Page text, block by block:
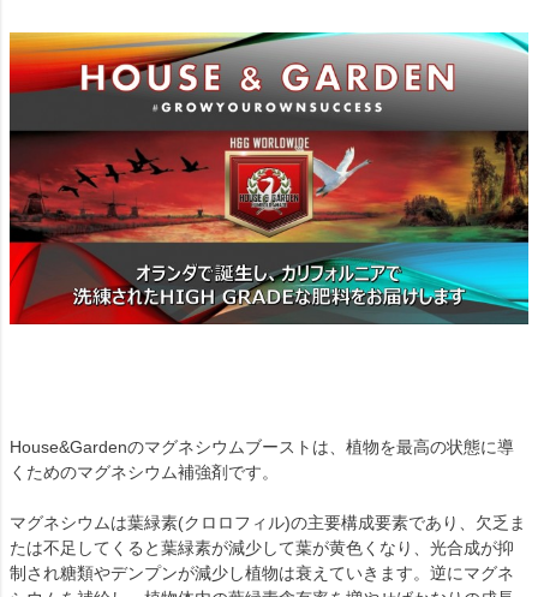
House&Gardenのマグネシウムブーストは、植物を最高の状態に導
くためのマグネシウム補強剤です。
マグネシウムは葉緑素(クロロフィル)の主要構成要素であり、欠乏ま
たは不足してくると葉緑素が減少して葉が黄色くなり、光合成が抑
制され糖類やデンプンが減少し植物は衰えていきます。逆にマグネ